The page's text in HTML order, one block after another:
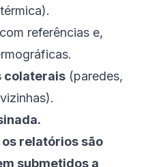
com referências e,
colaterais (paredes,
relatórios são
submetidos a